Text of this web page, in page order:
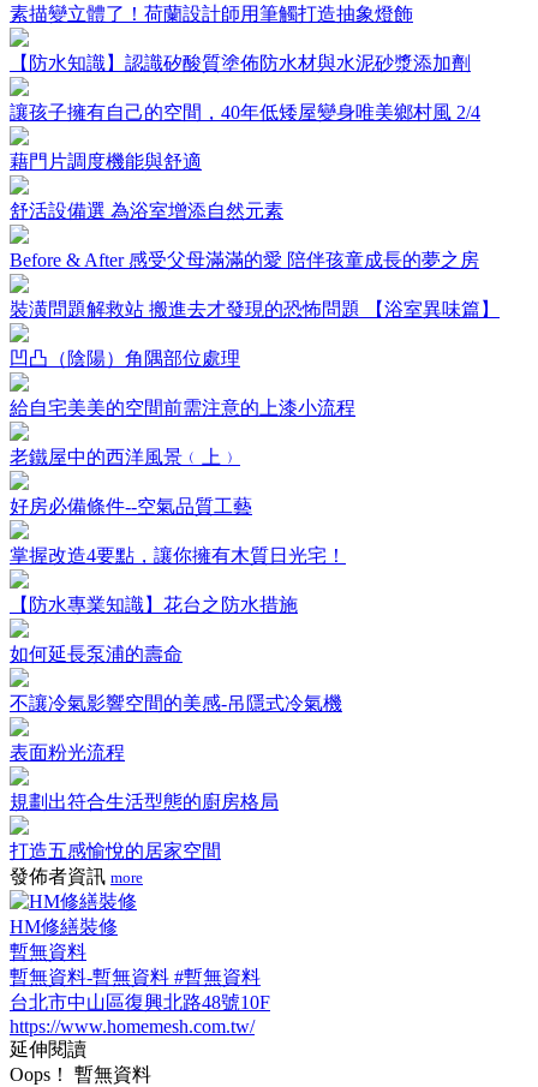
素描變立體了！荷蘭設計師用筆觸打造抽象燈飾
【防水知識】認識矽酸質塗佈防水材與水泥砂漿添加劑
讓孩子擁有自己的空間，40年低矮屋變身唯美鄉村風 2/4
藉門片調度機能與舒適
舒活設備選 為浴室增添自然元素
Before & After 感受父母滿滿的愛 陪伴孩童成長的夢之房
裝潢問題解救站 搬進去才發現的恐怖問題 【浴室異味篇】
凹凸（陰陽）角隅部位處理
給自宅美美的空間前需注意的上漆小流程
老鐵屋中的西洋風景﹙上﹚
好房必備條件--空氣品質工藝
掌握改造4要點，讓你擁有木質日光宅！
【防水專業知識】花台之防水措施
如何延長泵浦的壽命
不讓冷氣影響空間的美感-吊隱式冷氣機
表面粉光流程
規劃出符合生活型態的廚房格局
打造五感愉悅的居家空間
發佈者資訊 more
HM修繕裝修
暫無資料
暫無資料-暫無資料 #暫無資料
台北市中山區復興北路48號10F
https://www.homemesh.com.tw/
延伸閱讀
Oops！ 暫無資料